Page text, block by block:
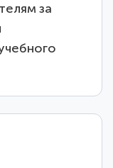
за